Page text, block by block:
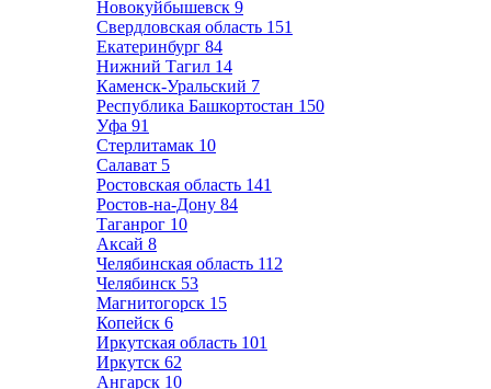
Новокуйбышевск 9
Свердловская область 151
Екатеринбург 84
Нижний Тагил 14
Каменск-Уральский 7
Республика Башкортостан 150
Уфа 91
Стерлитамак 10
Салават 5
Ростовская область 141
Ростов-на-Дону 84
Таганрог 10
Аксай 8
Челябинская область 112
Челябинск 53
Магнитогорск 15
Копейск 6
Иркутская область 101
Иркутск 62
Ангарск 10